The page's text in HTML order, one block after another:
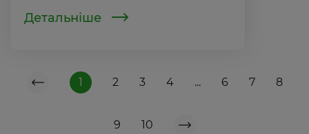
Детальніше
1 2 3 4 ... 6 7 8
9 10